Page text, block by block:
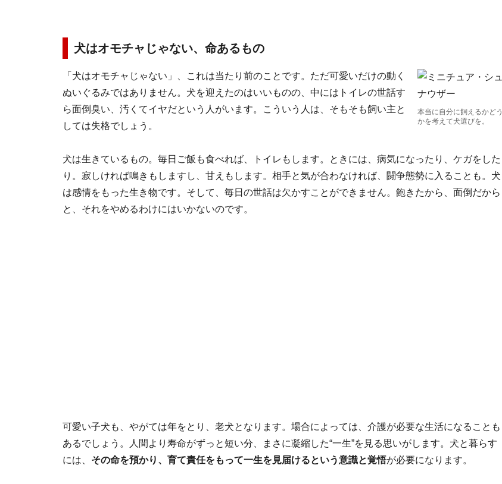
犬はオモチャじゃない、命あるもの
本当に自分に飼えるかどう
かを考えて犬選びを。
「犬はオモチャじゃない」、これは当たり前のことです。ただ可愛いだけの動く
ぬいぐるみではありません。犬を迎えたのはいいものの、中にはトイレの世話す
ら面倒臭い、汚くてイヤだという人がいます。こういう人は、そもそも飼い主と
しては失格でしょう。
犬は生きているもの。毎日ご飯も食べれば、トイレもします。ときには、病気になったり、ケガをした
り。寂しければ鳴きもしますし、甘えもします。相手と気が合わなければ、闘争態勢に入ることも。犬
は感情をもった生き物です。そして、毎日の世話は欠かすことができません。飽きたから、面倒だから
と、それをやめるわけにはいかないのです。
可愛い子犬も、やがては年をとり、老犬となります。場合によっては、介護が必要な生活になることも
あるでしょう。人間より寿命がずっと短い分、まさに凝縮した“一生”を見る思いがします。犬と暮らす
には、 その命を預かり、育て責任をもって一生を見届けるという意識と覚悟が必要になります。